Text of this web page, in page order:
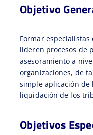
Objetivo
Formar
lideren procesos de
asesoramiento a
organizaciones, de
simple aplicación de
liquidación de los
Objetivos